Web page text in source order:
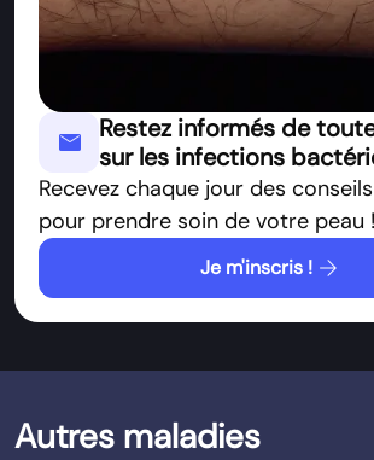
mail
Restez informés de
sur les infections
Recevez chaque jour des
pour prendre soin de votre peau !
Je m'inscris ! arrow_forward
Autres maladies